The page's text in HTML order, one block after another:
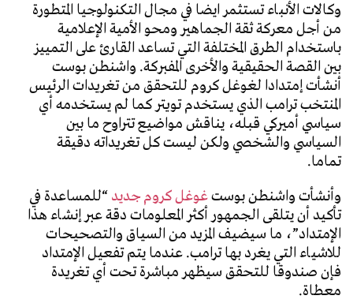
وكالات الأنباء تستثمر ايضا في مجال التكنولوجيا المتطورة
من أجل معركة ثقة الجماهير ومحو الأمية الإعلامية
باستخدام الطرق المختلفة التي تساعد القارئ على التمييز
بين القصة الحقيقية والأخرى المفبركة. واشنطن بوست
أنشأت إمتدادا لغوغل كروم للتحقق من تغريدات الرئيس
المنتخب ترامب الذي يستخدم تويتر كما لم يستخدمه أي
سياسي أميركي قبله، يناقش مواضيع تتراوح ما بين
السياسي والشخصي ولكن ليست كل تغريداته دقيقة
تماما.
وأنشأت واشنطن بوستغوغل كروم جديد“للمساعدة في
تأكيد أن يتلقى الجمهور أكثر المعلومات دقة عبر إنشاء هذا
الإمتداد”، ما سيضيف المزيد من السياق والتصحيحات
للاشياء التي يغرد بها ترامب. عندما يتم تفعيل الإمتداد
فإن صندوقا للتحقق سيظهر مباشرة تحت أي تغريدة
معطاة.